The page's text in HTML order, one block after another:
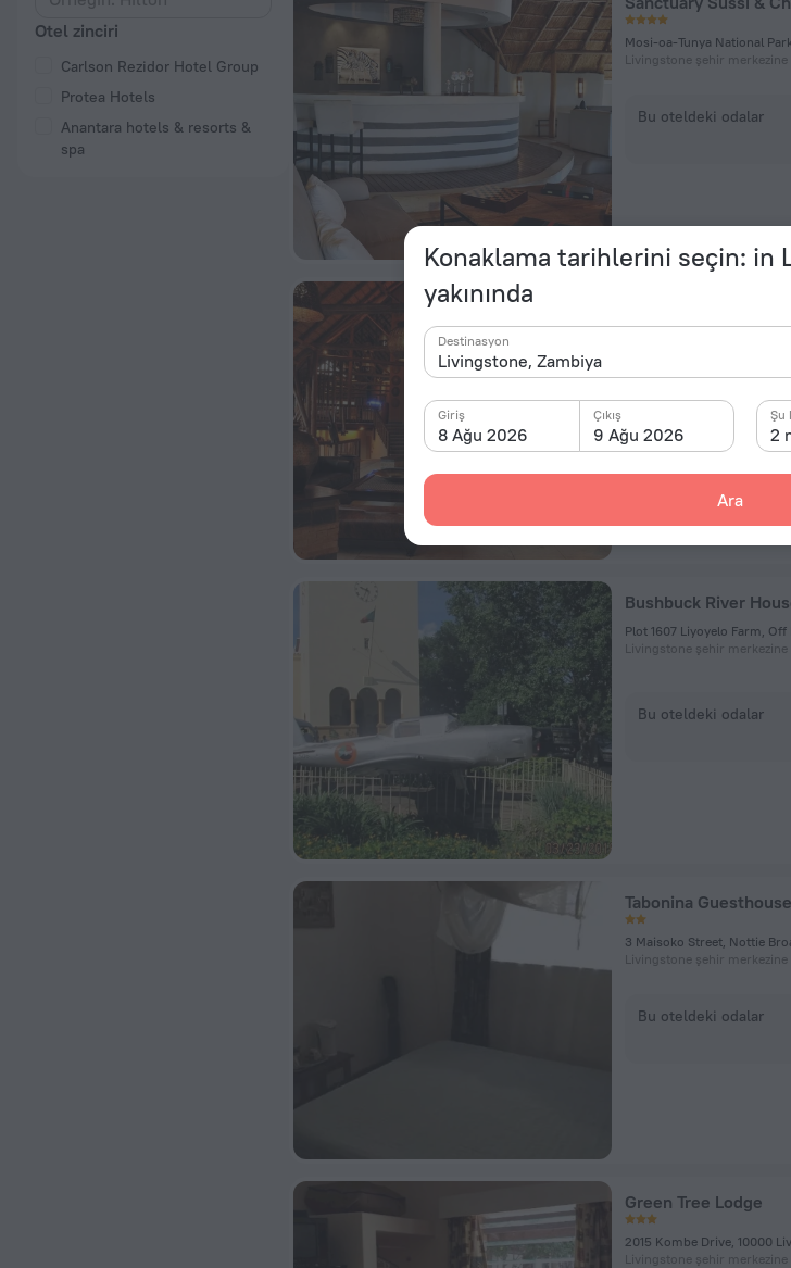
Konaklama tarihlerini seçin: in
yakınında
Destinasyon
8 Ağu 2026
Giriş
9 Ağu 2026
Çıkış
2
Şu
Ara
Otel zinciri
Carlson Rezidor Hotel Group
Protea Hotels
Anantara hotels & resorts &
spa
Livingstone şehir merkezine
Bu oteldeki odalar
Bu oteldeki odalar
Bushbuck River
Plot 1607 Liyoyelo Farm,
Livingstone şehir merkezine
Bu oteldeki odalar
Tabonina Guesthouse
Livingstone şehir merkezine
Bu oteldeki odalar
Green Tree Lodge
2015 Kombe Drive, 10000
Livingstone şehir merkezine